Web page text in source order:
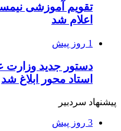
تقویم آموزشی
اعلام شد
1 روز پیش
دستور جدید وزارت
استاد محور ابلاغ شد
پیشنهاد سردبیر
3 روز پیش